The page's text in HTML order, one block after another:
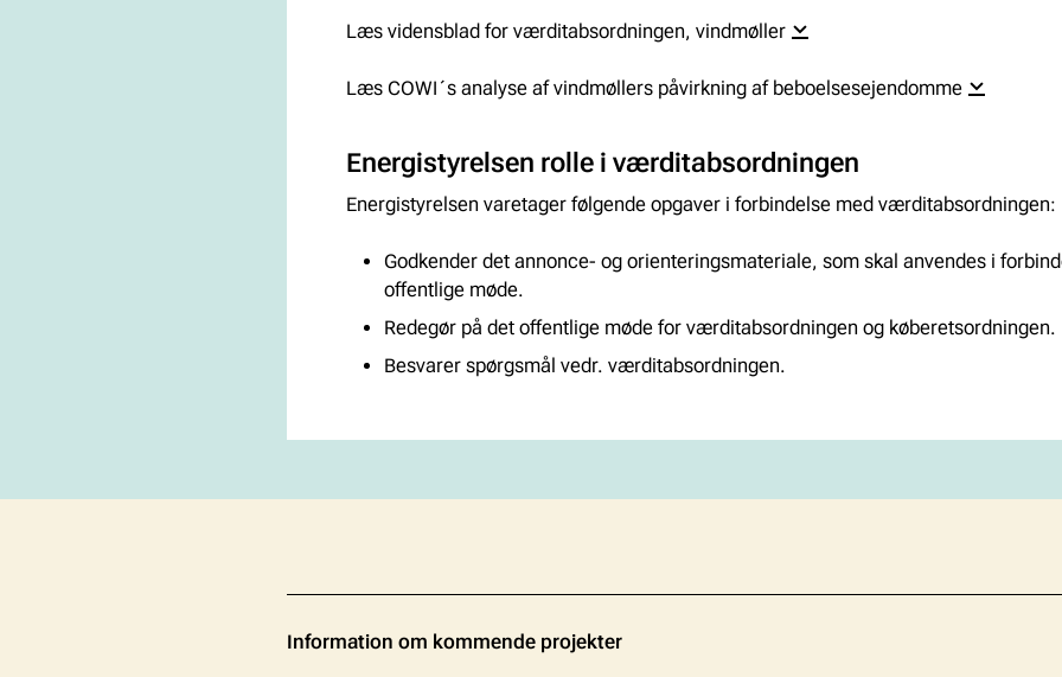
Læs vidensblad for værditabsordningen, vindmøller
Læs COWI´s analyse af vindmøllers påvirkning af beboelsesejendomme
Energistyrelsen rolle i værditabsordningen
Energistyrelsen varetager følgende opgaver i forbindelse med værditabsordningen:
Godkender det annonce- og orienteringsmateriale, som skal anvendes i
offentlige møde.
Redegør på det offentlige møde for værditabsordningen og køberetsordningen.
Besvarer spørgsmål vedr. værditabsordningen.
Information om kommende projekter